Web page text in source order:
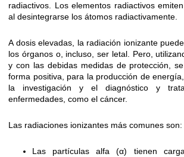
radiactivos. Los elementos radiactivos
al desintegrarse los átomos radiactivamente.
A dosis elevadas, la radiación ionizante
los órganos o, incluso, ser letal. Pero,
y con las debidas medidas de protección,
forma positiva, para la producción de
la investigación y el diagnóstico y
enfermedades, como el cáncer.
Las radiaciones ionizantes más comunes son:
Las partículas alfa (α) tienen